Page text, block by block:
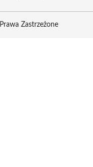
Zastrzeżone